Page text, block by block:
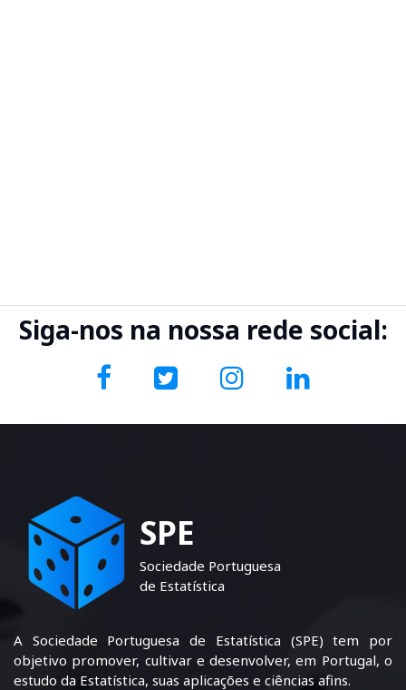
Siga-nos na nossa rede social:
SPE
Sociedade Portuguesa
de Estatística
A Sociedade Portuguesa de Estatística (SPE) tem por
objetivo promover, cultivar e desenvolver, em Portugal, o
estudo da Estatística, suas aplicações e ciências afins.